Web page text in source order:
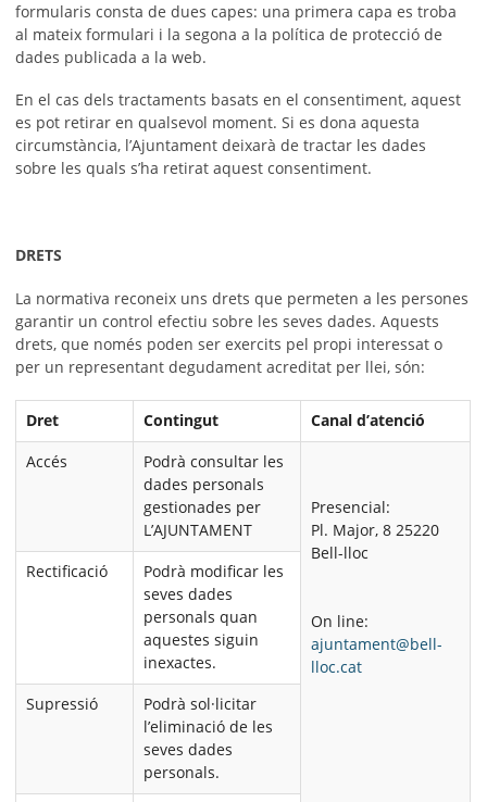
formularis consta de dues capes: una primera capa es troba
al mateix formulari i la segona a la política de protecció de
dades publicada a la web.
En el cas dels tractaments basats en el consentiment, aquest
es pot retirar en qualsevol moment. Si es dona aquesta
circumstància, l’Ajuntament deixarà de tractar les dades
sobre les quals s’ha retirat aquest consentiment.
DRETS
La normativa reconeix uns drets que permeten a les persones
garantir un control efectiu sobre les seves dades. Aquests
drets, que només poden ser exercits pel propi interessat o
per un representant degudament acreditat per llei, són:
Dret Contingut Canal d’atenció
Accés
Podrà consultar les
dades personals
gestionades per
L’AJUNTAMENT
Presencial:
Pl. Major, 8 25220
Bell-lloc
On line:
ajuntament@bell-
lloc.cat
Rectificació
Podrà modificar les
seves dades
personals quan
aquestes siguin
inexactes.
Supressió
Podrà sol·licitar
l’eliminació de les
seves dades
personals.